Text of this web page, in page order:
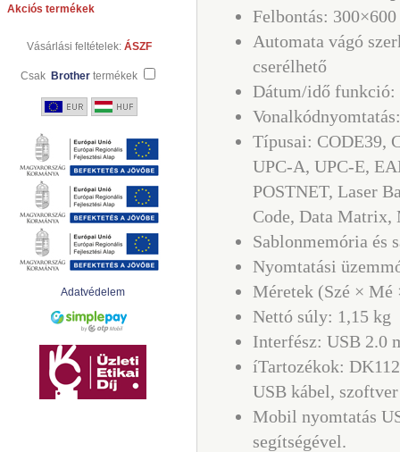
Akciós termékek
Vásárlási feltételek: ÁSZF
Csak Brother termékek
Adatvédelem
Felbontás:
Automata vágó
cserélhető
Dátum/idő funkció:
Típusai: CODE39,
UPC-A, UPC-E,
POSTNET, Laser
Code, Data Matrix,
Sablonmemória és
Nyomtatási
Méretek (Szé × Mé
Nettó súly: 1,15 kg
Interfész: USB 2.0
íTartozékok:
USB kábel,
Mobil nyomtatás
segítségével.